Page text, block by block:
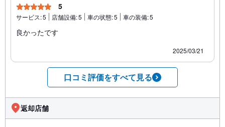
5
サービス:5 店舗設備:5 車の状態:5 車の装備:5
良かったです
2025/03/21
口コミ評価をすべて見る
返却店舗